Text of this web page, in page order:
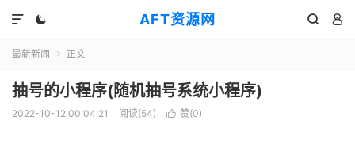
AFT资源网
  

最新新闻  正文
抽号的小程序(随机抽号系统小程序)
2022-10-12 00:04:21 阅读(54)  赞(0)